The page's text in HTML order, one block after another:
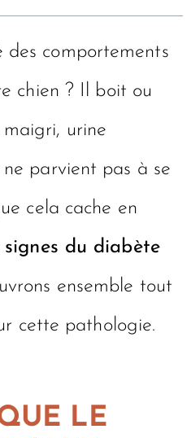
des comportements
chien ? Il boit ou
urine
parvient pas à se
cela cache en
signes du diabète
ensemble tout
cette pathologie.
LE